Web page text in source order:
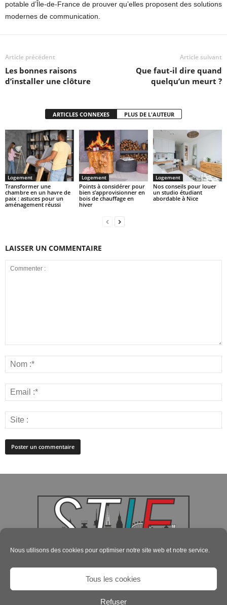
Nous utilisons des cookies pour optimiser notre site web et notre service.
Tous les cookies
Refuser
potable d’Île-de-France de prouver qu’elles proposent des solutions
modernes de communication.
Article précédent
Les bonnes raisons
d’installer une clôture
Article suivant
Que faut-il dire quand
quelqu’un meurt ?
ARTICLES CONNEXES PLUS DE L'AUTEUR
Logement
Transformer une
chambre en un havre de
paix : astuces pour un
aménagement réussi
Logement
Points à considérer pour
bien s’approvisionner en
bois de chauffage en
hiver
Logement
Nos conseils pour louer
un studio étudiant
abordable à Nice
LAISSER UN COMMENTAIRE